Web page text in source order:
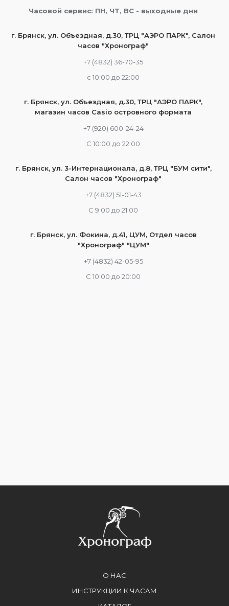
Часовой сервис: ПН, ЧТ, ВС - выходные дни
г. Брянск, ул. Объездная, д.30, ТРЦ "АЭРО ПАРК", Салон
часов "Хронограф"
+7 (4832) 36-70-35
c 10:00 до 22:00
г. Брянск, ул. Объездная, д.30, ТРЦ "АЭРО ПАРК",
магазин часов Casio островного формата
+7 (920) 600-24-24
С 10:00 до 22:00
г. Брянск, ул. 3-Интернационала, д.8, ТРЦ "БУМ сити",
Салон часов "Хронограф"
+7 (4832) 51-01-43
С 9:00 до 21:00
г. Брянск, ул. Фокина, д.41, ЦУМ, Отдел часов
"Хронограф" "ЦУМ"
+7 (4832) 42-05-95
С 10:00 до 20:00
О НАС
ИНСТРУКЦИИ К ЧАСАМ